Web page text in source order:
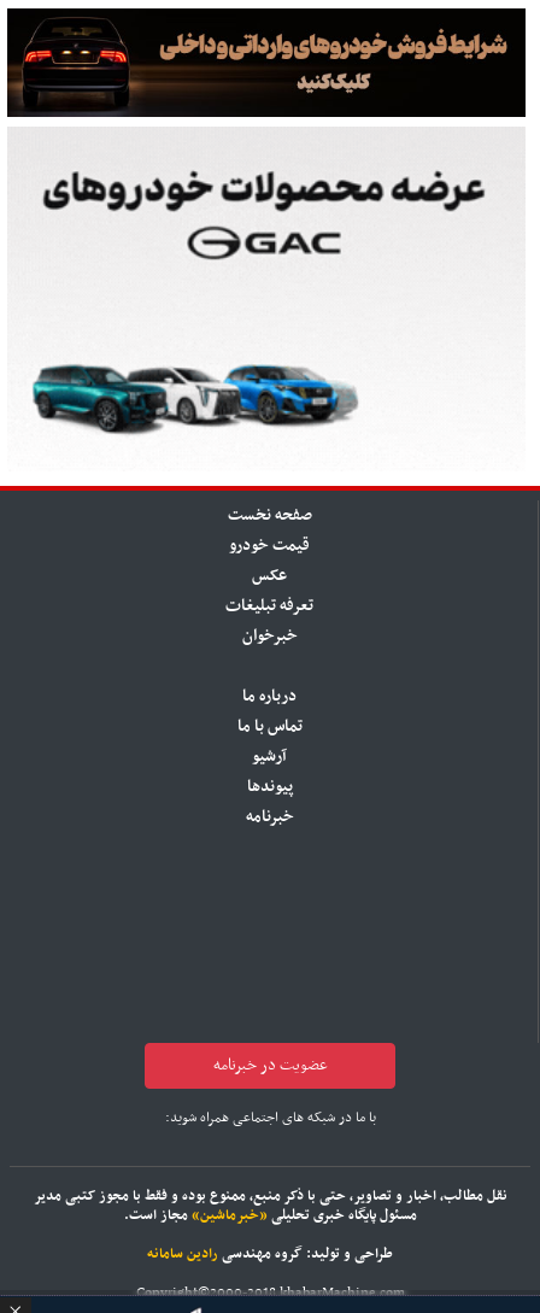
صفحه نخست
قیمت خودرو
عکس
تعرفه تبلیغات
خبرخوان
درباره ما
تماس با ما
آرشیو
پیوندها
خبرنامه
عضویت در خبرنامه
با ما در شبکه های اجتماعی همراه شوید:
نقل مطالب، اخبار و تصاویر، حتی با ذکر منبع، ممنوع بوده و فقط با مجوز کتبی مدیر
مسئول پایگاه خبری تحلیلی «خبرماشین»مجاز است.
طراحی و تولید: گروه مهندسی رادین سامانه
Copyright©2000-2018 khabarMachine.com